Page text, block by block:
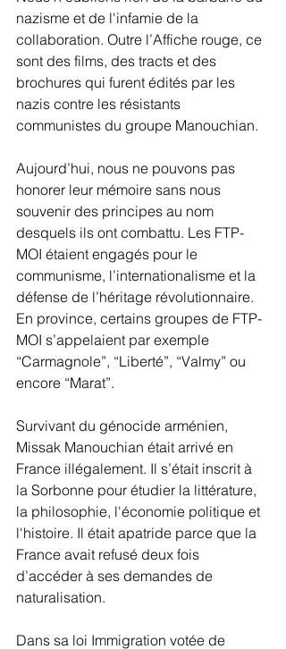
nazisme et de l'infamie de la
collaboration. Outre l’Affiche rouge, ce
sont des films, des tracts et des
brochures qui furent édités par les
nazis contre les résistants
communistes du groupe Manouchian.
Aujourd’hui, nous ne pouvons pas
honorer leur mémoire sans nous
souvenir des principes au nom
desquels ils ont combattu. Les FTP-
MOI étaient engagés pour le
communisme, l’internationalisme et la
défense de l’héritage révolutionnaire.
En province, certains groupes de FTP-
MOI s’appelaient par exemple
“Carmagnole”, “Liberté”, “Valmy” ou
encore “Marat”.
Survivant du génocide arménien,
Missak Manouchian était arrivé en
France illégalement. Il s’était inscrit à
la Sorbonne pour étudier la littérature,
la philosophie, l'économie politique et
l'histoire. Il était apatride parce que la
France avait refusé deux fois
d’accéder à ses demandes de
naturalisation.
Dans sa loi Immigration votée de